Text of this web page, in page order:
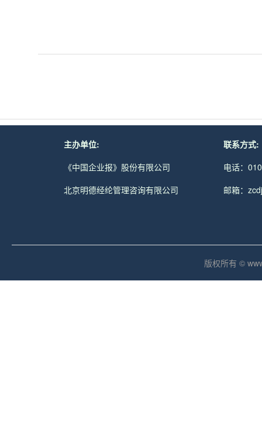
主办单位:
《中国企业报》股份有限公司
北京明德经纶管理咨询有限公司
联系方式:
电话：
邮箱：
版权所有 ©